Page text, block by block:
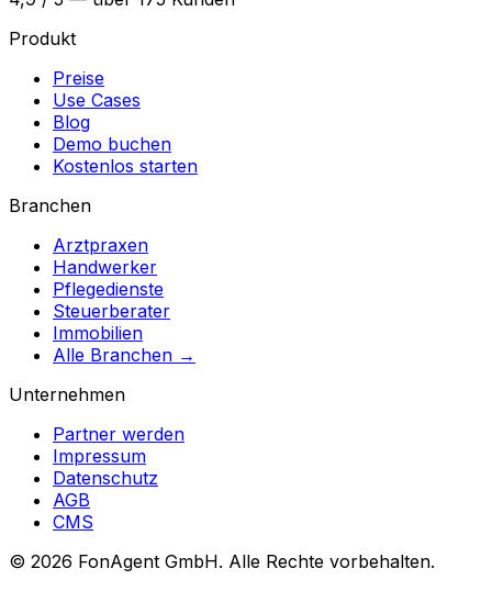
Produkt
Preise
Use Cases
Blog
Demo buchen
Kostenlos starten
Branchen
Arztpraxen
Handwerker
Pflegedienste
Steuerberater
Immobilien
Alle Branchen →
Unternehmen
Partner werden
Impressum
Datenschutz
AGB
CMS
© 2026 FonAgent GmbH. Alle Rechte vorbehalten.